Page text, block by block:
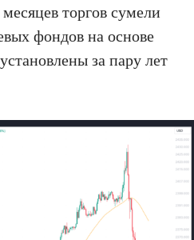
торгов сумели
фондов на основе
за пару лет